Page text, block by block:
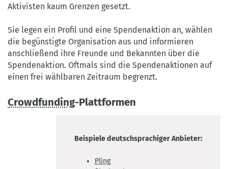
Aktivisten kaum Grenzen gesetzt.
Sie legen ein Profil und eine Spendenaktion an, wählen
die begünstigte Organisation aus und informieren
anschließend ihre Freunde und Bekannten über die
Spendenaktion. Oftmals sind die Spendenaktionen auf
einen frei wählbaren Zeitraum begrenzt.
Crowdfunding-Plattformen
Beispiele deutschsprachiger Anbieter:
Pling